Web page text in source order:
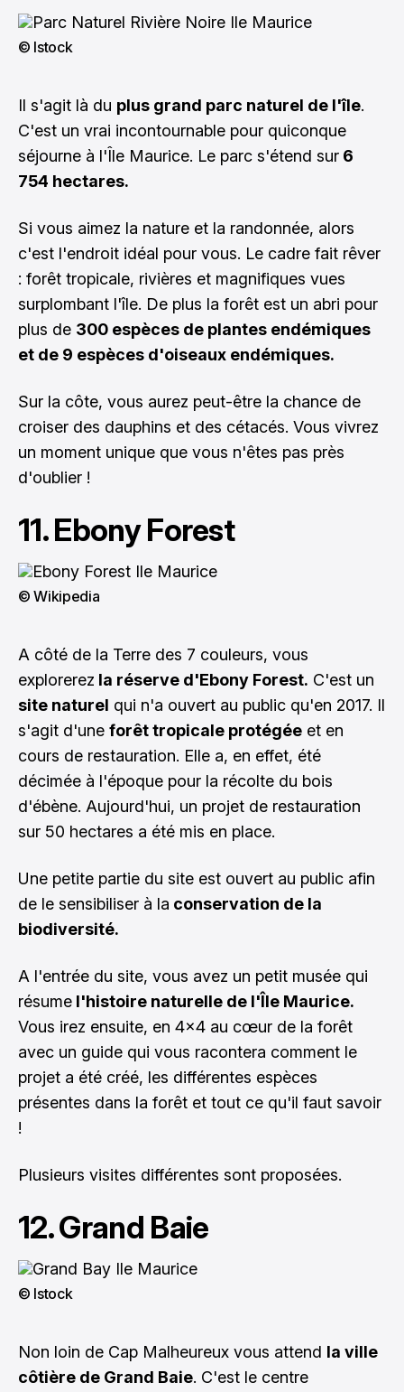
© Istock
Il s'agit là du plus grand parc naturel de l'île.
C'est un vrai incontournable pour quiconque
séjourne à l'Île Maurice. Le parc s'étend sur 6
754 hectares.
Si vous aimez la nature et la randonnée, alors
c'est l'endroit idéal pour vous. Le cadre fait rêver
: forêt tropicale, rivières et magnifiques vues
surplombant l'île. De plus la forêt est un abri pour
plus de 300 espèces de plantes endémiques
et de 9 espèces d'oiseaux endémiques.
Sur la côte, vous aurez peut-être la chance de
croiser des dauphins et des cétacés. Vous vivrez
un moment unique que vous n'êtes pas près
d'oublier !
11. Ebony Forest
© Wikipedia
A côté de la Terre des 7 couleurs, vous
explorerez la réserve d'Ebony Forest. C'est un
site naturel qui n'a ouvert au public qu'en 2017. Il
s'agit d'une forêt tropicale protégée et en
cours de restauration. Elle a, en effet, été
décimée à l'époque pour la récolte du bois
d'ébène. Aujourd'hui, un projet de restauration
sur 50 hectares a été mis en place.
Une petite partie du site est ouvert au public afin
de le sensibiliser à la conservation de la
biodiversité.
A l'entrée du site, vous avez un petit musée qui
résume l'histoire naturelle de l'Île Maurice.
Vous irez ensuite, en 4x4 au cœur de la forêt
avec un guide qui vous racontera comment le
projet a été créé, les différentes espèces
présentes dans la forêt et tout ce qu'il faut savoir
!
Plusieurs visites différentes sont proposées.
12. Grand Baie
© Istock
Non loin de Cap Malheureux vous attend la ville
côtière de Grand Baie. C'est le centre